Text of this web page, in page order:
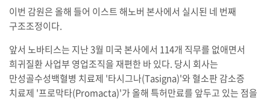
이번 감원은 올해 들어 이스트 해노버 본사에서 실시된 네 번째
구조조정이다.
앞서 노바티스는 지난 3월 미국 본사에서 114개 직무를 없애면서
희귀질환 사업부 영업조직을 재편한 바 있다. 당시 회사는
만성골수성백혈병 치료제 '타시그나(Tasigna)'와 혈소판 감소증
치료제 '프로막타(Promacta)'가 올해 특허만료를 앞두고 있는 점을